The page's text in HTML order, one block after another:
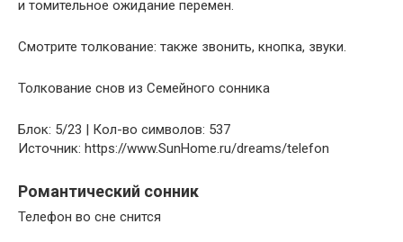
и томительное ожидание перемен.
Смотрите толкование: также звонить, кнопка, звуки.
Толкование снов из Семейного сонника
Блок: 5/23 | Кол-во символов: 537
Источник: https://www.SunHome.ru/dreams/telefon
Романтический сонник
Телефон во сне снится